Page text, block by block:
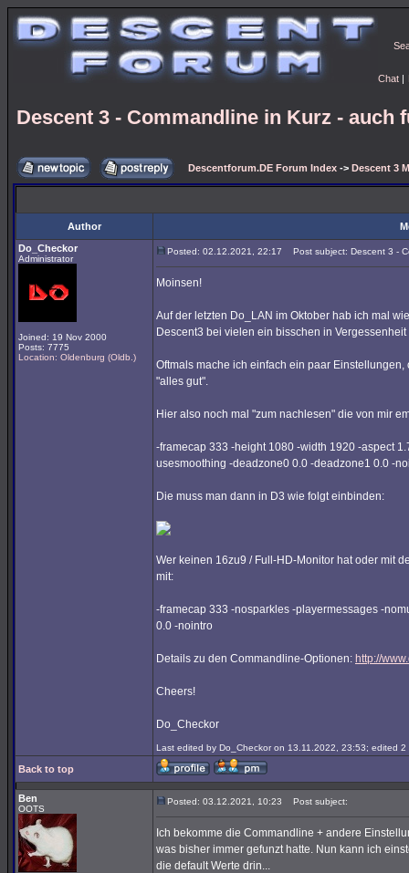
Chat |
Descent 3 - Commandline in Kurz - auch
Descentforum.DE Forum Index -> Descent 3
Author
Do_Checkor
Administrator
Joined: 19 Nov 2000
Posts: 7775
Location: Oldenburg (Oldb.)
Posted: 02.12.2021, 22:17 Post subject: Descent 3 -
Moinsen!
Auf der letzten Do_LAN im Oktober hab ich mal
Descent3 bei vielen ein bisschen in Vergessenheit
Oftmals mache ich einfach ein paar
"alles gut".
Hier also noch mal "zum nachlesen" die von mir
-framecap 333 -height 1080 -width 1920 -aspect
usesmoothing -deadzone0 0.0 -deadzone1 0.0 -
Die muss man dann in D3 wie folgt einbinden:
Wer keinen 16zu9 / Full-HD-Monitor hat oder mit
mit:
-framecap 333 -nosparkles -playermessages -
0.0 -nointro
Details zu den Commandline-Optionen: http://
Cheers!
Do_Checkor
Last edited by Do_Checkor on 13.11.2022, 23:53; edited 2
Back to top
Ben
OOTS
Posted: 03.12.2021, 10:23 Post subject:
Ich bekomme die Commandline + andere
was bisher immer gefunzt hatte. Nun kann ich
die default Werte drin...